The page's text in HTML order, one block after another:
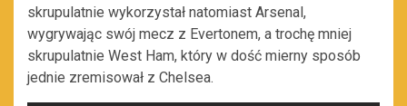
skrupulatnie wykorzystał natomiast Arsenal,
wygrywając swój mecz z Evertonem, a trochę mniej
skrupulatnie West Ham, który w dość mierny sposób
jednie zremisował z Chelsea.